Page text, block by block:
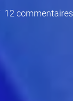
12 commentaires